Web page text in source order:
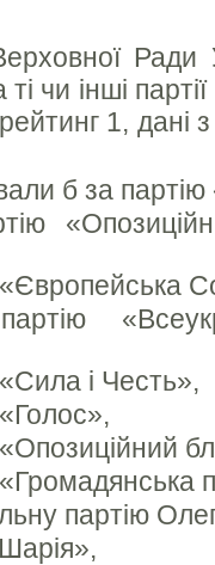
Ради
чи інші
1, дані
б за
і Честь»,
партію